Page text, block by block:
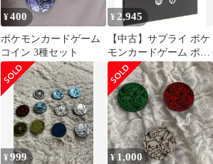
¥400
ポケモンカードゲーム
コイン 3種セット
¥ 2,945
【中古】サプライ ポケ
モンカードゲーム ポケ
モンコインアルバム ポ
ケモンセンター限定
¥999 ¥ 1,000